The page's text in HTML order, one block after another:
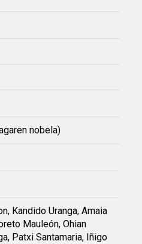
nobela)
Kandido Uranga, Amaia
Mauleón, Ohian
Patxi Santamaria, Iñigo